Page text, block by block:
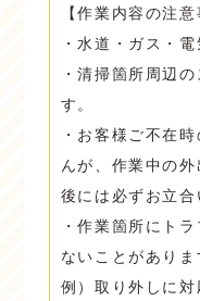
【作業内容の注意
・水道・ガス・
・清掃箇所周辺
す。
・お客様ご不在
んが、作業中の
後には必ずお立合
・作業箇所にト
ないことがありま
例）取り外しに